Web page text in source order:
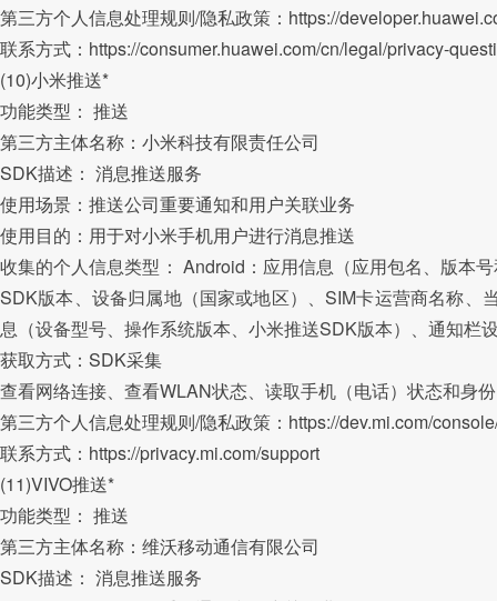
第三方个人信息处理规则/隐私政策：https://
联系方式：https://consumer.huawei.com/cn/legal/privacy-
(10)小米推送*
功能类型： 推送
第三方主体名称：小米科技有限责任公司
SDK描述： 消息推送服务
使用场景：推送公司重要通知和用户关联业务
使用目的：用于对小米手机用户进行消息推送
收集的个人信息类型： Android：应用信息（应用包名、版本
SDK版本、设备归属地（国家或地区）、SIM卡运营商名称
息（设备型号、操作系统版本、小米推送SDK版本）、通知栏
获取方式：SDK采集
查看网络连接、查看WLAN状态、读取手机（电话）状态和身
第三方个人信息处理规则/隐私政策：https://dev.mi.com/
联系方式：https://privacy.mi.com/support
(11)VIVO推送*
功能类型： 推送
第三方主体名称：维沃移动通信有限公司
SDK描述： 消息推送服务